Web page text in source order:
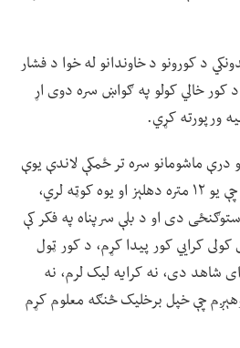
د کورونو د خاوندانو له خوا د فشار
کور خالي کولو په ګواښ سره دوی اړ
ورپورته کړي.
ماشومانو سره تر ځمکې لاندې یوې
کوټه کې ژوند کوي، هغه کور چې یو ۱۲ متره دهلېز او یوه کوټه لري،
دی او د بلې سرپناه په فکر کې
کرايي کور پیدا کړم، د کور ټول
شاهد دی، نه کرایه لیک لرم، نه
چې خپل برخلیک څنګه معلوم کړم